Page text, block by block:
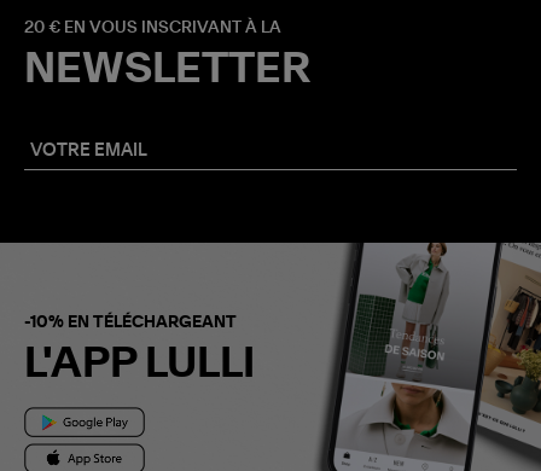
20 € EN VOUS INSCRIVANT À LA
NEWSLETTER
-10% EN TÉLÉCHARGEANT
L'APP LULLI